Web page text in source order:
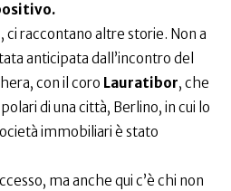
raccontano altre storie. Non a
anticipata dall’incontro del
con il coro Lauratibor, che
di una città, Berlino, in cui lo
immobiliari è stato
ma anche qui c’è chi non